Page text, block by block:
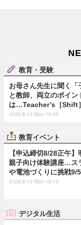
教育・受験
お母さん先生に聞く「
と教師、両立のポイン
は…Teacher’s［Shift］
2026.8.10 Mon 19:45
教育イベント
【申込締切8/28正午】
親子向け体験講座…ス
や電池づくりに挑戦9/5
2026.8.10 Mon 18:15
デジタル生活